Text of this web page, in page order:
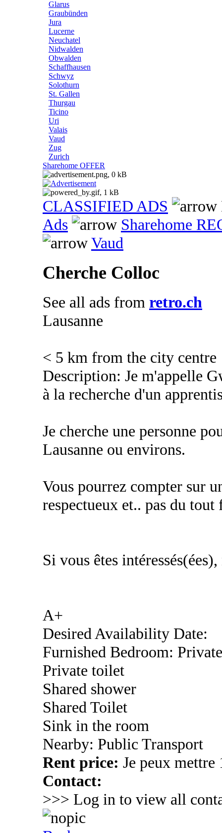
Glarus
Graubünden
Jura
Lucerne
Neuchatel
Nidwalden
Obwalden
Schaffhausen
Schwyz
Solothurn
St. Gallen
Thurgau
Ticino
Uri
Valais
Vaud
Zug
Zurich
Sharehome OFFER
CLASSIFIED ADS
Ads
Sharehome
Vaud
Cherche Colloc
See all ads from retro.ch
Lausanne
< 5 km from the city centre
Description: Je m'appelle
à la recherche d'un
Je cherche une personne
Lausanne ou environs.
Vous pourrez compter sur
respectueux et.. pas du
Si vous êtes
A+
Desired Availability Date:
Furnished Bedroom:
Private toilet
Shared shower
Shared Toilet
Sink in the room
Nearby: Public Transport
Rent price: Je peux
Contact:
>>> Log in to view all